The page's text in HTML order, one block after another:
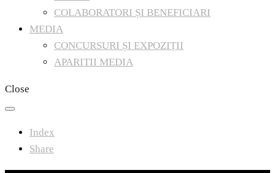
COLABORATORI ȘI BENEFICIARI
MEDIA
CONCURSURI ȘI EXPOZIȚII
APARITII MEDIA
Close
Index
Share